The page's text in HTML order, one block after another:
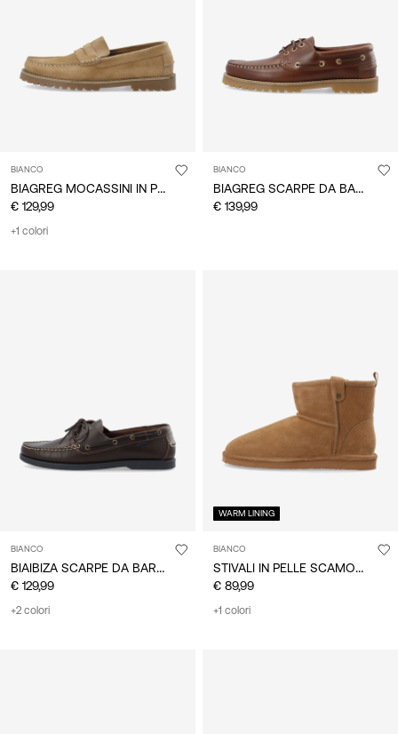
BIANCO
BIAGREG MOCASSINI IN PELLE SCAMOSCIATA
€ 129,99
+1 colori
BIANCO
BIAGREG SCARPE DA BARCA
€ 139,99
BIANCO
BIAIBIZA SCARPE DA BARCA
€ 129,99
+2 colori
WARM LINING
BIANCO
STIVALI IN PELLE SCAMOSCIATA
€ 89,99
+1 colori